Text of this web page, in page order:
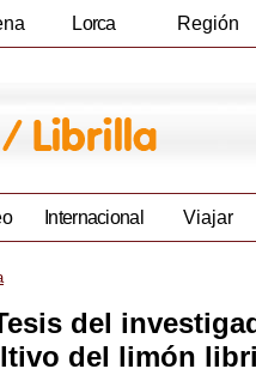
Lorca Región
Internacional Viajar
del
del limón